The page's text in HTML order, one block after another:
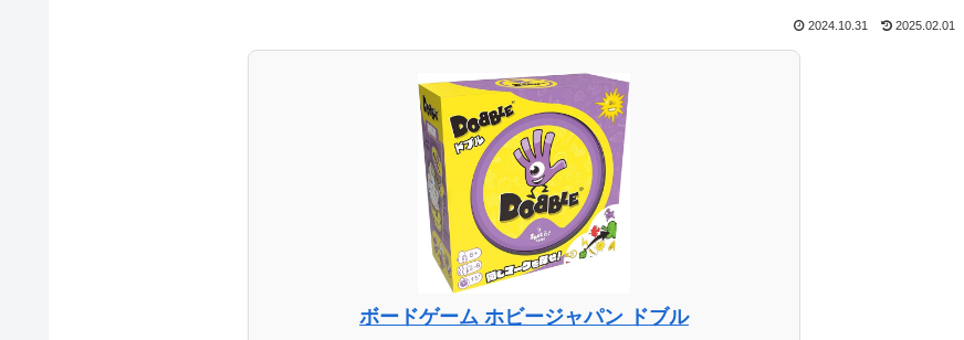
2024.10.31 2025.02.01
ボードゲーム ホビージャパン ドブル